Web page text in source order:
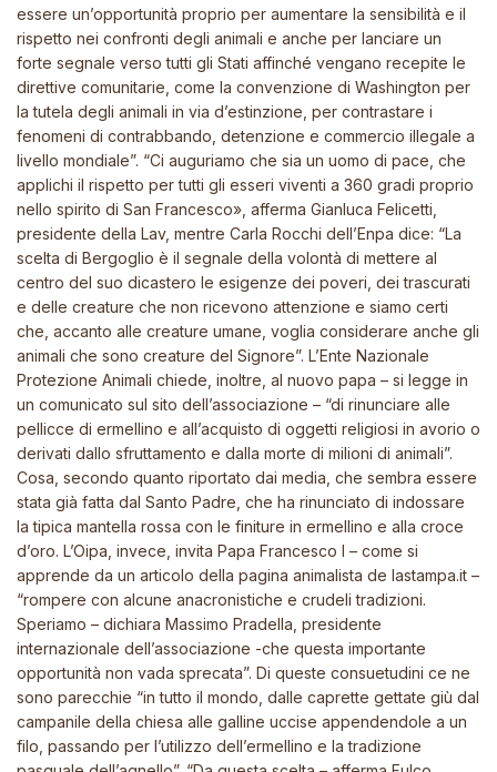
essere un’opportunità proprio per aumentare la sensibilità e il
rispetto nei confronti degli animali e anche per lanciare un
forte segnale verso tutti gli Stati affinché vengano recepite le
direttive comunitarie, come la convenzione di Washington per
la tutela degli animali in via d’estinzione, per contrastare i
fenomeni di contrabbando, detenzione e commercio illegale a
livello mondiale”. “Ci auguriamo che sia un uomo di pace, che
applichi il rispetto per tutti gli esseri viventi a 360 gradi proprio
nello spirito di San Francesco», afferma Gianluca Felicetti,
presidente della Lav, mentre Carla Rocchi dell’Enpa dice: “La
scelta di Bergoglio è il segnale della volontà di mettere al
centro del suo dicastero le esigenze dei poveri, dei trascurati
e delle creature che non ricevono attenzione e siamo certi
che, accanto alle creature umane, voglia considerare anche gli
animali che sono creature del Signore”. L’Ente Nazionale
Protezione Animali chiede, inoltre, al nuovo papa – si legge in
un comunicato sul sito dell’associazione – “di rinunciare alle
pellicce di ermellino e all’acquisto di oggetti religiosi in avorio o
derivati dallo sfruttamento e dalla morte di milioni di animali”.
Cosa, secondo quanto riportato dai media, che sembra essere
stata già fatta dal Santo Padre, che ha rinunciato di indossare
la tipica mantella rossa con le finiture in ermellino e alla croce
d’oro. L’Oipa, invece, invita Papa Francesco I – come si
apprende da un articolo della pagina animalista de lastampa.it –
“rompere con alcune anacronistiche e crudeli tradizioni.
Speriamo – dichiara Massimo Pradella, presidente
internazionale dell’associazione -che questa importante
opportunità non vada sprecata”. Di queste consuetudini ce ne
sono parecchie “in tutto il mondo, dalle caprette gettate giù dal
campanile della chiesa alle galline uccise appendendole a un
filo, passando per l’utilizzo dell’ermellino e la tradizione